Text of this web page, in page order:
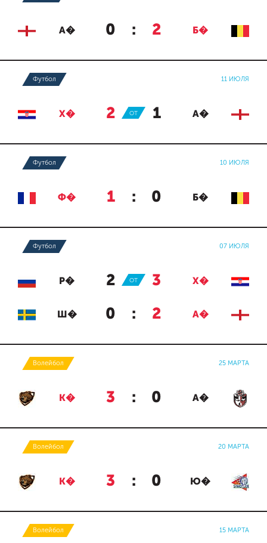
А� 0 : 2 Б�
Футбол 11 ИЮЛЯ
Х� 2 : 1 А�
ОТ
Футбол 10 ИЮЛЯ
Ф� 1 : 0 Б�
Футбол 07 ИЮЛЯ
Р� 2 : 3 Х�
ОТ
Ш� 0 : 2 А�
Волейбол 25 МАРТА
К� 3 : 0 А�
Волейбол 20 МАРТА
К� 3 : 0 Ю�
Волейбол 15 МАРТА